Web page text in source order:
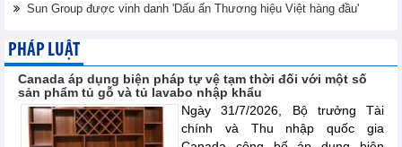
Sun Group được vinh danh 'Dấu ấn Thương hiệu Việt hàng đầu'
PHÁP LUẬT
Canada áp dụng biện pháp tự vệ tạm thời đối với một số
sản phẩm tủ gỗ và tủ lavabo nhập khẩu
Ngày 31/7/2026, Bộ trưởng Tài
chính và Thu nhập quốc gia